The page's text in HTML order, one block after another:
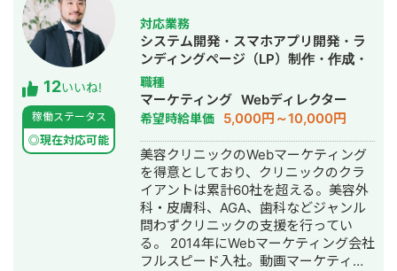
12いいね!
稼働ステータス
◎現在対応可能
対応業務
システム開発・スマホアプリ開発・ラ
ンディングページ（LP）制作・作成・
Youtubeチャンネル運営代行・立ち上
げ・ECサイト構築・ネットショップ作
成代行・SEO対策・新規事業立上・
SNS運用代行・記事作成代行・ライテ
ィング・ホームページ制作・作成・バ
ナー制作・デザイン・ロゴデザイン・
作成・リスティング広告運用代行・オ
ウンドメディア制作・構築・運用代
行・動画制作・動画編集・営業代行
職種
マーケティング Webディレクター
希望時給単価 5,000円～10,000円
美容クリニックのWebマーケティング
を得意としており、クリニックのクラ
イアントは累計60社を超える。美容外
科・皮膚科、AGA、歯科などジャンル
問わずクリニックの支援を行ってい
る。 2014年にWebマーケティング会社
フルスピード入社。動画マーケティン